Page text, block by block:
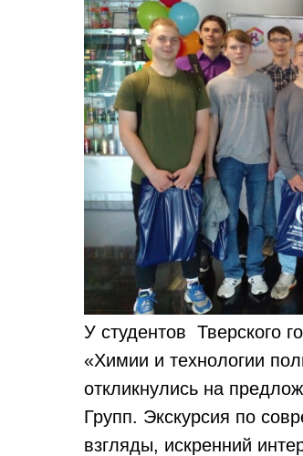
У студентов Тверского
«Химии и технологии
откликнулись на
Групп. Экскурсия по
взгляды, искренний